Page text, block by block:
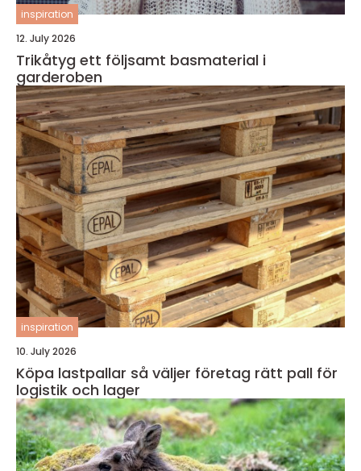
inspiration
12. July 2026
Trikåtyg ett följsamt basmaterial i
garderoben
inspiration
10. July 2026
Köpa lastpallar så väljer företag rätt pall för
logistik och lager